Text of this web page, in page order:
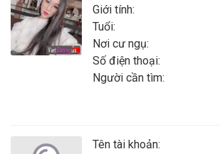
Giới tính:
Tuổi:
Nơi cư ngụ:
Số điện thoại:
Người cần tìm:
Tên tài khoản: